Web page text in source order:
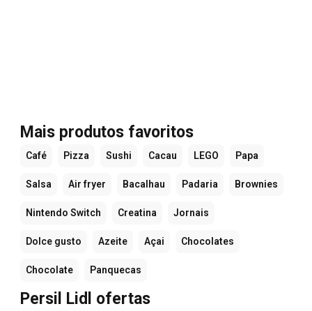
Mais produtos favoritos
Café Pizza Sushi Cacau LEGO Papa
Salsa Air fryer Bacalhau Padaria Brownies
Nintendo Switch Creatina Jornais
Dolce gusto Azeite Açai Chocolates
Chocolate Panquecas
Persil Lidl ofertas